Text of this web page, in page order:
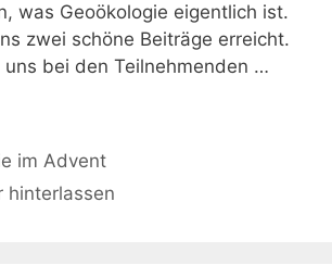
was Geoökologie eigentlich ist.
zwei schöne Beiträge erreicht.
uns bei den Teilnehmenden …
im Advent
hinterlassen